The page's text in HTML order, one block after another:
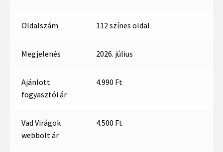
Oldalszám 112 színes oldal
Megjelenés 2026. július
Ajánlott
fogyasztói ár
4.990 Ft
Vad Virágok
webbolt ár
4.500 Ft